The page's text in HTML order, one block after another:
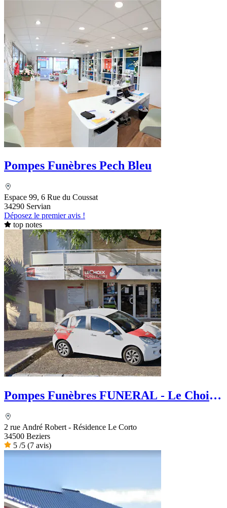
Pompes Funèbres Pech Bleu
Espace 99, 6 Rue du Coussat
34290 Servian
Déposez le premier avis !
top notes
Pompes Funèbres FUNERAL - Le Choix
2 rue André Robert - Résidence Le Corto
34500 Beziers
5 /5 (7 avis)